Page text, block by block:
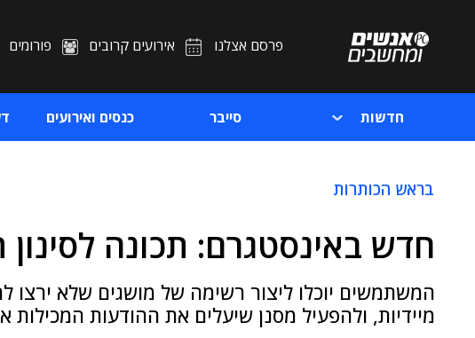
פרסם אצלנו אירועים קרובים פורומים
חדשות סייבר כנסים ואירועים
בראש הכותרות
חדש באינסטגרם: תכונה לסינון
המשתמשים יוכלו ליצור רשימה של מושגים שלא ירצו
מיידיות, ולהפעיל מסנן שיעלים את ההודעות המכילות